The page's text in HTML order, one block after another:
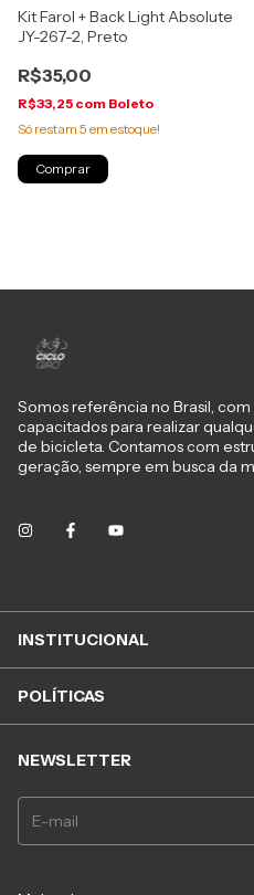
Kit Farol + Back Light Absolute
JY-267-2, Preto
R$35,00
R$33,25 com Boleto
Só restam 5 em estoque!
Somos referência no Brasil,
capacitados para realizar
de bicicleta. Contamos com
geração, sempre em busca da
INSTITUCIONAL
POLÍTICAS
NEWSLETTER